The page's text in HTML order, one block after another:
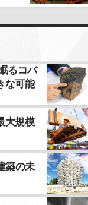
るコバ
な可能
大規模
築の未